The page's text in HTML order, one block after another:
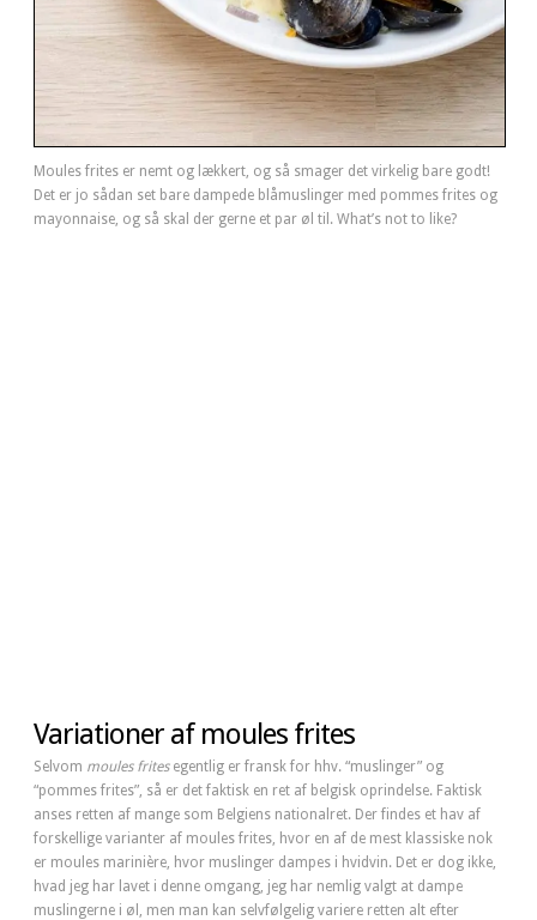
Moules frites er nemt og lækkert, og så smager det virkelig bare godt!
Det er jo sådan set bare dampede blåmuslinger med pommes frites og
mayonnaise, og så skal der gerne et par øl til. What’s not to like?
Variationer af moules frites
Selvom moules fritesegentlig er fransk for hhv. “muslinger” og
“pommes frites”, så er det faktisk en ret af belgisk oprindelse. Faktisk
anses retten af mange som Belgiens nationalret. Der findes et hav af
forskellige varianter af moules frites, hvor en af de mest klassiske nok
er moules marinière, hvor muslinger dampes i hvidvin. Det er dog ikke,
hvad jeg har lavet i denne omgang, jeg har nemlig valgt at dampe
muslingerne i øl, men man kan selvfølgelig variere retten alt efter